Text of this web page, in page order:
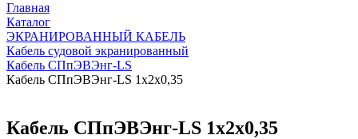
Главная
Каталог
ЭКРАНИРОВАННЫЙ КАБЕЛЬ
Кабель судовой экранированный
Кабель СПпЭВЭнг-LS
Кабель СПпЭВЭнг-LS 1х2х0,35
Кабель СПпЭВЭнг-LS 1х2х0,35